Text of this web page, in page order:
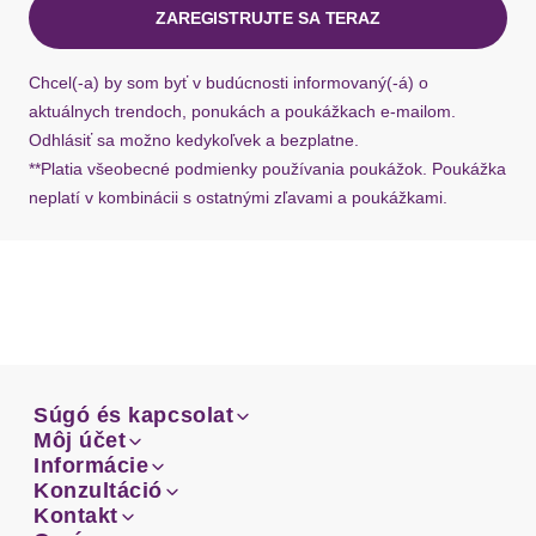
ZAREGISTRUJTE SA TERAZ
Chcel(-a) by som byť v budúcnosti informovaný(-á) o
aktuálnych trendoch, ponukách a poukážkach e-mailom.
Odhlásiť sa možno kedykoľvek a bezplatne.
**Platia všeobecné podmienky používania poukážok. Poukážka
neplatí v kombinácii s ostatnými zľavami a poukážkami.
Súgó és kapcsolat
Email
Facebook
Súgó és kapcsolat
Email
Môj účet
Prehľad objednávok
Môj účet
Prehľad objednávok
Informácie
Doprava
Informácie
Konzultáció
Sprievodca-veľkosťami
Konzultáció
Kontakt